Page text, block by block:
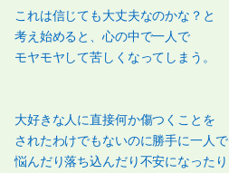
これは信じても大丈夫なのかな？と
考え始めると、心の中で一人で
モヤモヤして苦しくなってしまう。
大好きな人に直接何か傷つくことを
されたわけでもないのに勝手に一人で
悩んだり落ち込んだり不安になったり